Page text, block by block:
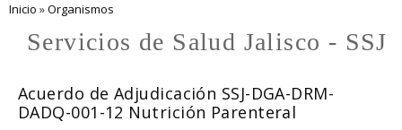
Se encuentra usted aquí
Inicio »Organismos
Servicios de Salud Jalisco - SSJ
Acuerdo de Adjudicación SSJ-DGA-DRM-
DADQ-001-12 Nutrición Parenteral